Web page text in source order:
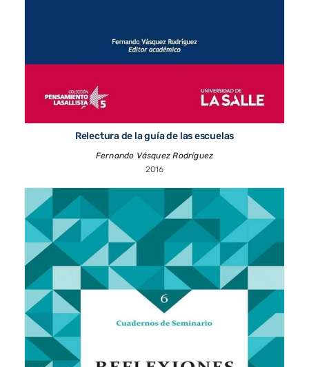
Relectura de la guía de las escuelas
Fernando Vásquez Rodríguez
2016